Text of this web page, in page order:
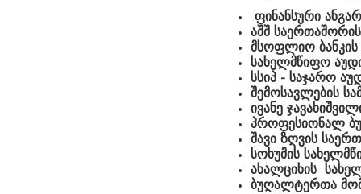
ფინანსური
აშშ
მსოფლიო ბანკის
სახელმწიფო
სსიპ - საჯარო
შემოსავლების
ივანე
პროფესიონალ
შავი ზღვის
სოხუმის
ახალციხის
ბუღალტერთა